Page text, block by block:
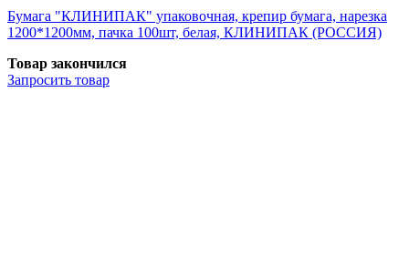
Бумага "КЛИНИПАК" упаковочная, крепир бумага, нарезка
1200*1200мм, пачка 100шт, белая, КЛИНИПАК (РОССИЯ)
Товар закончился
Запросить товар